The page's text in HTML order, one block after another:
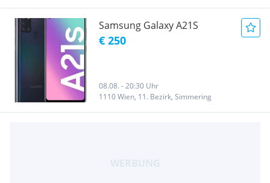
Samsung Galaxy A21S
€ 250
08.08. - 20:30 Uhr
1110 Wien, 11. Bezirk, Simmering